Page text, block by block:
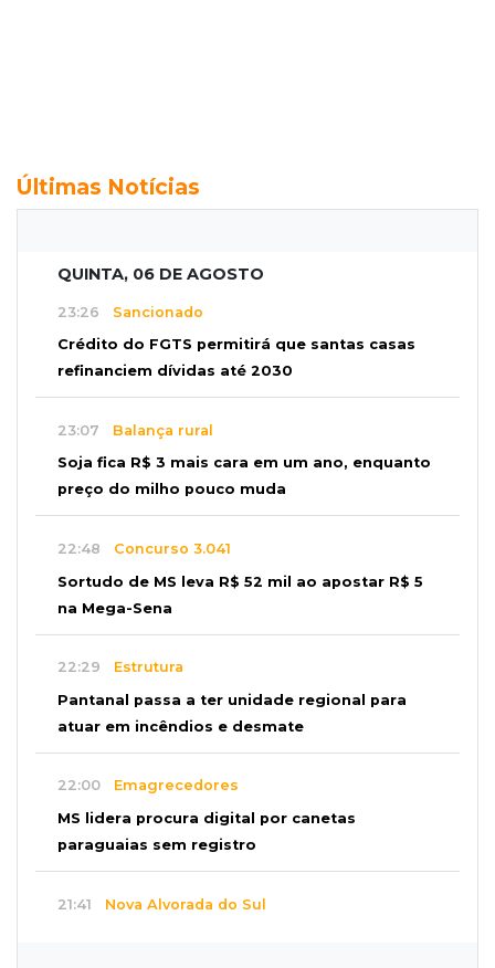
Últimas Notícias
QUINTA, 06 DE AGOSTO
23:26 Sancionado
Crédito do FGTS permitirá que santas casas
refinanciem dívidas até 2030
23:07 Balança rural
Soja fica R$ 3 mais cara em um ano, enquanto
preço do milho pouco muda
22:48 Concurso 3.041
Sortudo de MS leva R$ 52 mil ao apostar R$ 5
na Mega-Sena
22:29 Estrutura
Pantanal passa a ter unidade regional para
atuar em incêndios e desmate
22:00 Emagrecedores
MS lidera procura digital por canetas
paraguaias sem registro
21:41 Nova Alvorada do Sul